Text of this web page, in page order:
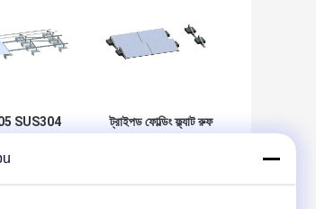
SUS304
সিস্টেম
ব্যালাস্টেড
ট্রাইপড ফোল্ডিং ফ্ল্যাট রুফ